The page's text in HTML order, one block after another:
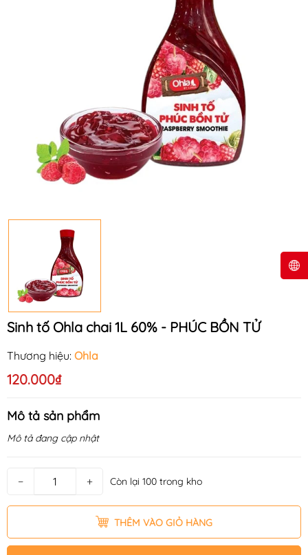
Sinh tố Ohla chai 1L 60% - PHÚC BỒN TỬ
Thương hiệu: Ohla
120.000₫
Mô tả sản phẩm
Mô tả đang cập nhật
− + Còn lại 100 trong kho
THÊM VÀO GIỎ HÀNG